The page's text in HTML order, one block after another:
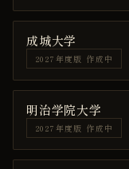
成城大学
2027年度版 作成中
明治学院大学
2027年度版 作成中